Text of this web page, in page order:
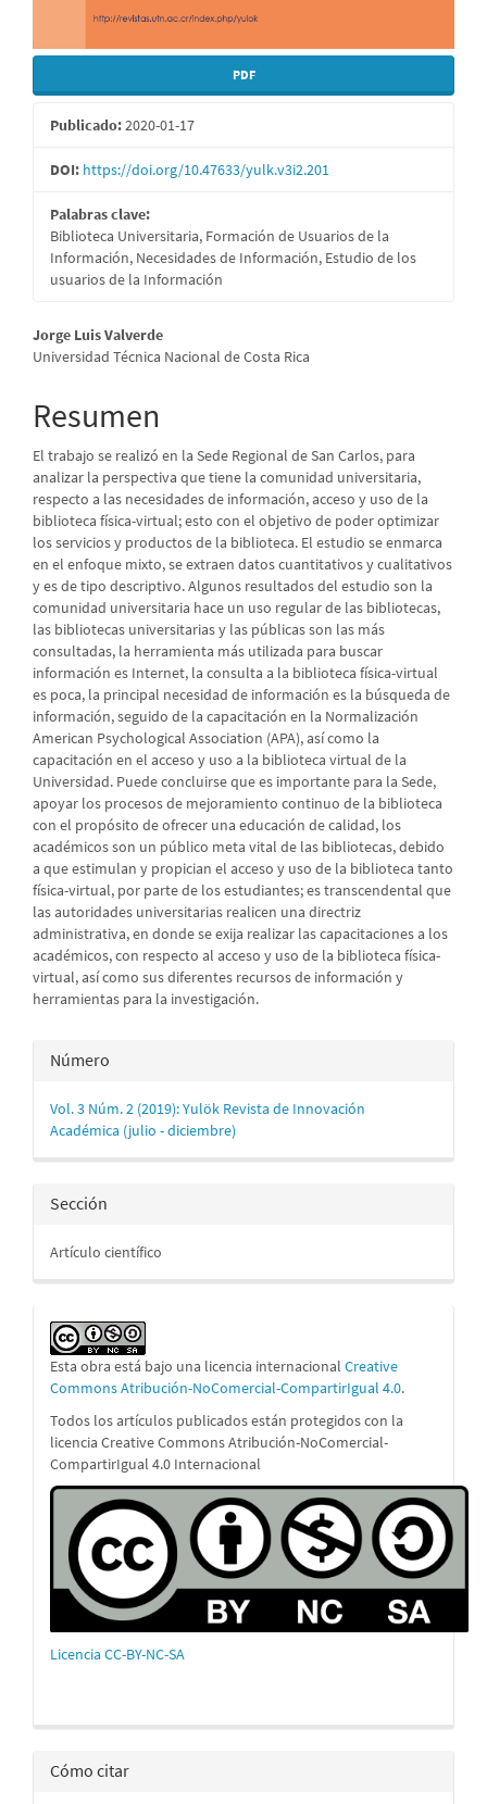
PDF
Publicado:2020-01-17
DOI: https://doi.org/10.47633/yulk.v3i2.201
Palabras clave:
Biblioteca Universitaria, Formación de Usuarios de la
Información, Necesidades de Información, Estudio de los
usuarios de la Información
Contenido
principal
del
artículo
Jorge Luis Valverde
Universidad Técnica Nacional de Costa Rica
Resumen
El trabajo se realizó en la Sede Regional de San Carlos, para
analizar la perspectiva que tiene la comunidad universitaria,
respecto a las necesidades de información, acceso y uso de la
biblioteca física-virtual; esto con el objetivo de poder optimizar
los servicios y productos de la biblioteca. El estudio se enmarca
en el enfoque mixto, se extraen datos cuantitativos y cualitativos
y es de tipo descriptivo. Algunos resultados del estudio son la
comunidad universitaria hace un uso regular de las bibliotecas,
las bibliotecas universitarias y las públicas son las más
consultadas, la herramienta más utilizada para buscar
información es Internet, la consulta a la biblioteca física-virtual
es poca, la principal necesidad de información es la búsqueda de
información, seguido de la capacitación en la Normalización
American Psychological Association (APA), así como la
capacitación en el acceso y uso a la biblioteca virtual de la
Universidad. Puede concluirse que es importante para la Sede,
apoyar los procesos de mejoramiento continuo de la biblioteca
con el propósito de ofrecer una educación de calidad, los
académicos son un público meta vital de las bibliotecas, debido
a que estimulan y propician el acceso y uso de la biblioteca tanto
física-virtual, por parte de los estudiantes; es transcendental que
las autoridades universitarias realicen una directriz
administrativa, en donde se exija realizar las capacitaciones a los
académicos, con respecto al acceso y uso de la biblioteca física-
virtual, así como sus diferentes recursos de información y
herramientas para la investigación.
Detalles
artículo
Número
Vol. 3 Núm. 2 (2019): Yulök Revista de Innovación
Académica (julio - diciembre)
Sección
Artículo científico
Esta obra está bajo una licencia internacional Creative
Commons Atribución-NoComercial-CompartirIgual 4.0.
Todos los artículos publicados están protegidos con la
licencia Creative Commons Atribución-NoComercial-
CompartirIgual 4.0 Internacional
Licencia CC-BY-NC-SA
Cómo citar